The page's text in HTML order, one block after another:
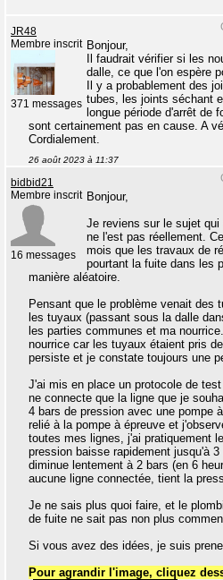
JR48
Membre inscrit
371 messages
Bonjour,
Il faudrait vérifier si les
dalle, ce que l'on espère
Il y a probablement des
tubes, les joints séchant
longue période d'arrêt de
sont certainement pas en cause. A
Cordialement.
26 août 2023 à 11:37
bidbid21
Membre inscrit
16 messages
Bonjour,
Je reviens sur le sujet
ne l'est pas réellement.
mois que les travaux de
pourtant la fuite dans les
manière aléatoire.
Pensant que le problème venait des
les tuyaux (passant sous la dalle
les parties communes et ma
nourrice car les tuyaux étaient pris
persiste et je constate toujours une
J'ai mis en place un protocole de
ne connecte que la ligne que je
4 bars de pression avec une pompe
relié à la pompe à épreuve et
toutes mes lignes, j'ai pratiquement
pression baisse rapidement jusqu'à
diminue lentement à 2 bars (en 6
aucune ligne connectée, tient la
Je ne sais plus quoi faire, et le
de fuite ne sait pas non plus
Si vous avez des idées, je suis
Pour agrandir l'image, cliquez